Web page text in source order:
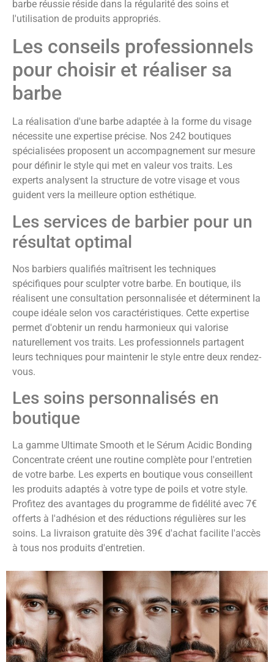
barbe réussie réside dans la régularité des soins et
l'utilisation de produits appropriés.
Les conseils professionnels
pour choisir et réaliser sa
barbe
La réalisation d'une barbe adaptée à la forme du visage
nécessite une expertise précise. Nos 242 boutiques
spécialisées proposent un accompagnement sur mesure
pour définir le style qui met en valeur vos traits. Les
experts analysent la structure de votre visage et vous
guident vers la meilleure option esthétique.
Les services de barbier pour un
résultat optimal
Nos barbiers qualifiés maîtrisent les techniques
spécifiques pour sculpter votre barbe. En boutique, ils
réalisent une consultation personnalisée et déterminent la
coupe idéale selon vos caractéristiques. Cette expertise
permet d'obtenir un rendu harmonieux qui valorise
naturellement vos traits. Les professionnels partagent
leurs techniques pour maintenir le style entre deux rendez-
vous.
Les soins personnalisés en
boutique
La gamme Ultimate Smooth et le Sérum Acidic Bonding
Concentrate créent une routine complète pour l'entretien
de votre barbe. Les experts en boutique vous conseillent
les produits adaptés à votre type de poils et votre style.
Profitez des avantages du programme de fidélité avec 7€
offerts à l'adhésion et des réductions régulières sur les
soins. La livraison gratuite dès 39€ d'achat facilite l'accès
à tous nos produits d'entretien.